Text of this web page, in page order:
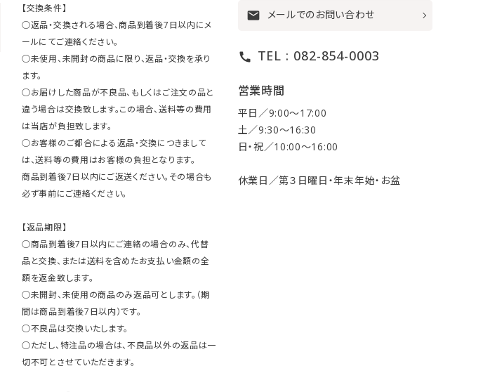
【交換条件】
○返品・交換される場合、商品到着後7日以内にメ
ールにてご連絡ください。
○未使用、未開封の商品に限り、返品・交換を承り
ます。
○お届けした商品が不良品、もしくはご注文の品と
違う場合は交換致します。この場合、送料等の費用
は当店が負担致します。
○お客様のご都合による返品・交換につきまして
は、送料等の費用はお客様の負担となります。
商品到着後7日以内にご返送ください。その場合も
必ず事前にご連絡ください。
【返品期限】
○商品到着後7日以内にご連絡の場合のみ、代替
品と交換、または送料を含めたお支払い金額の全
額を返金致します。
○未開封、未使用の商品のみ返品可とします。（期
間は商品到着後7日以内）です。
○不良品は交換いたします。
○ただし、特注品の場合は、不良品以外の返品は一
切不可とさせていただきます。
mail メールでのお問い合わせ
call TEL : 082-854-0003
営業時間
平日／9:00〜17:00
土／9:30〜16:30
日・祝／10:00〜16:00
休業日／第３日曜日・年末年始・お盆